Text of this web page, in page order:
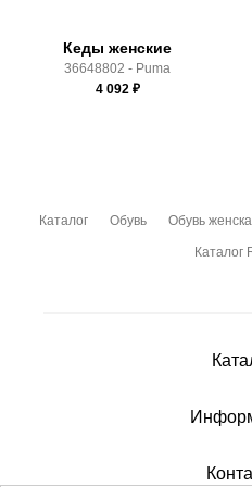
Кеды женские
36648802 - Puma
4 092₽
Каталог Обувь Обувь
Каталог